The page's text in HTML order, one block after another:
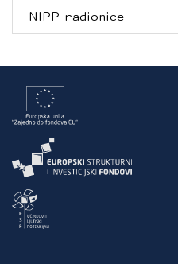
NIPP radionice